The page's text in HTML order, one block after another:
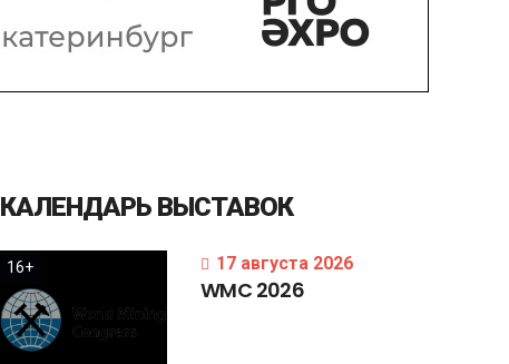
КАЛЕНДАРЬ ВЫСТАВОК
16+ 17 августа 2026
WMC 2026